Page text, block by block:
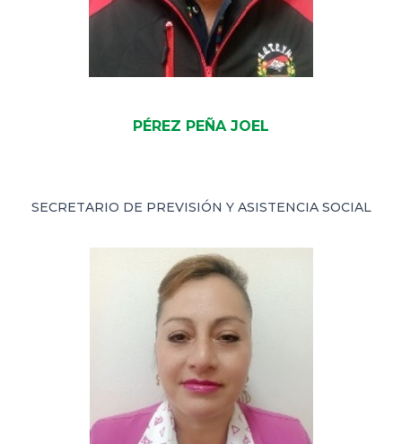
PÉREZ PEÑA JOEL
SECRETARIO DE PREVISIÓN Y ASISTENCIA SOCIAL